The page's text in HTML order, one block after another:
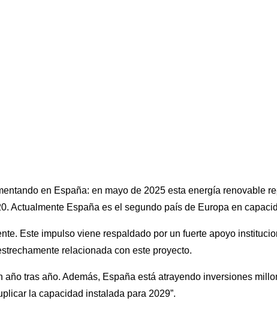
en España: en mayo de 2025 esta energía renovable
Actualmente España es el segundo país de Europa en
Este impulso viene respaldado por un fuerte apoyo
relacionada con este proyecto.
tras año. Además, España está atrayendo inversiones
la capacidad instalada para 2029”.